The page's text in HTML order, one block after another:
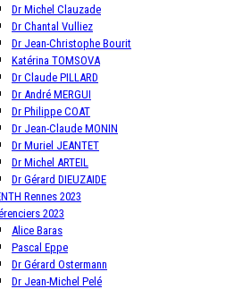
Dr Michel Clauzade
Dr Chantal Vulliez
Dr Jean-Christophe Bourit
Katérina TOMSOVA
Dr Claude PILLARD
Dr André MERGUI
Dr Philippe COAT
Dr Jean-Claude MONIN
Dr Muriel JEANTET
Dr Michel ARTEIL
Dr Gérard DIEUZAIDE
Rennes 2023
2023
Alice Baras
Pascal Eppe
Dr Gérard Ostermann
Dr Jean-Michel Pelé